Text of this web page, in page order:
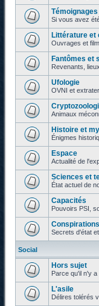
Témoignages
Si vous avez
Littérature et
Ouvrages et
Fantômes et
Revenants,
Ufologie
OVNI et
Animaux
Histoire et
Énigmes
Espace
Actualité de
Sciences et
État actuel de
Capacités
Pouvoirs PSI,
Conspirations
Secrets d'état
Social
Hors sujet
Parce qu'il n'y
L'asile
Délires tolérés